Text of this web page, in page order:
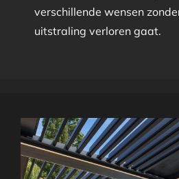
verschillende wensen
uitstraling verloren gaat.